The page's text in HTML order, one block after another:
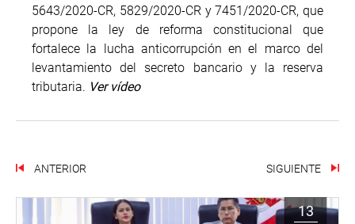
5643/2020-CR, 5829/2020-CR y 7451/2020-CR, que
propone la ley de reforma constitucional que
fortalece la lucha anticorrupción en el marco del
levantamiento del secreto bancario y la reserva
tributaria. Ver vídeo
ANTERIOR SIGUIENTE
13